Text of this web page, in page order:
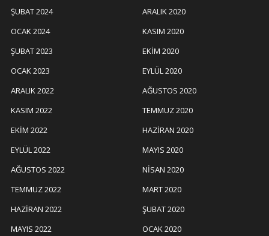
ŞUBAT 2024
OCAK 2024
ŞUBAT 2023
OCAK 2023
ARALIK 2022
KASIM 2022
EKIM 2022
EYLÜL 2022
AĞUSTOS 2022
TEMMUZ 2022
HAZIRAN 2022
MAYIS 2022
ARALIK 2020
KASIM 2020
EKIM 2020
EYLÜL 2020
AĞUSTOS 2020
TEMMUZ 2020
HAZIRAN 2020
MAYIS 2020
NISAN 2020
MART 2020
ŞUBAT 2020
OCAK 2020